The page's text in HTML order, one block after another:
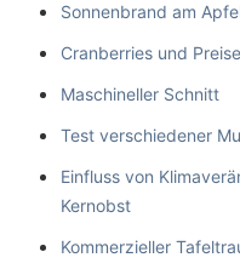
Sonnenbrand am
Cranberries und
Maschineller Schnitt
Test verschiedener
Einfluss von
Kernobst
Kommerzieller